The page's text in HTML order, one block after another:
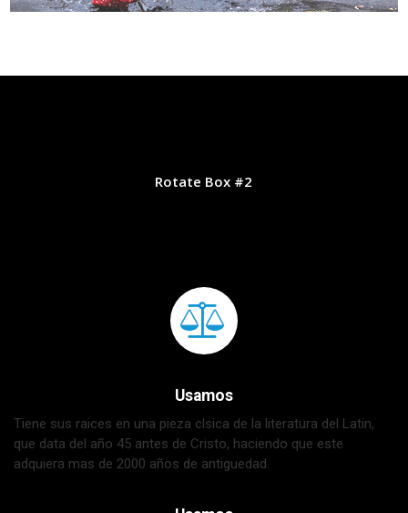
Rotate Box #2
Usamos
Tiene sus raices en una pieza clsica de la literatura del Latin,
que data del año 45 antes de Cristo, haciendo que este
adquiera mas de 2000 años de antiguedad.